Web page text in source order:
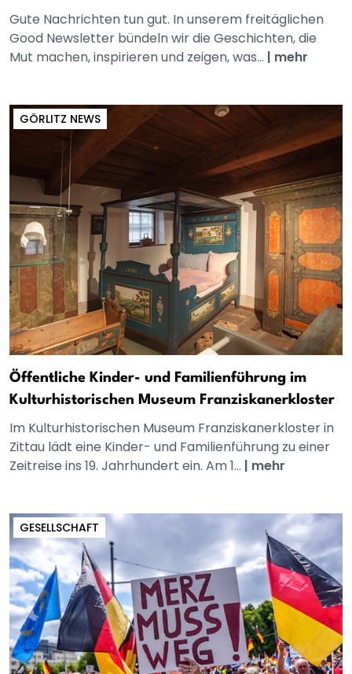
Gute Nachrichten tun gut. In unserem freitäglichen
Good Newsletter bündeln wir die Geschichten, die
Mut machen, inspirieren und zeigen, was... | mehr
GÖRLITZ NEWS
Öffentliche Kinder- und Familienführung im
Kulturhistorischen Museum Franziskanerkloster
Im Kulturhistorischen Museum Franziskanerkloster in
Zittau lädt eine Kinder- und Familienführung zu einer
Zeitreise ins 19. Jahrhundert ein. Am 1... | mehr
GESELLSCHAFT